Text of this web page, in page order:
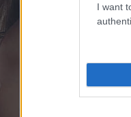
I want